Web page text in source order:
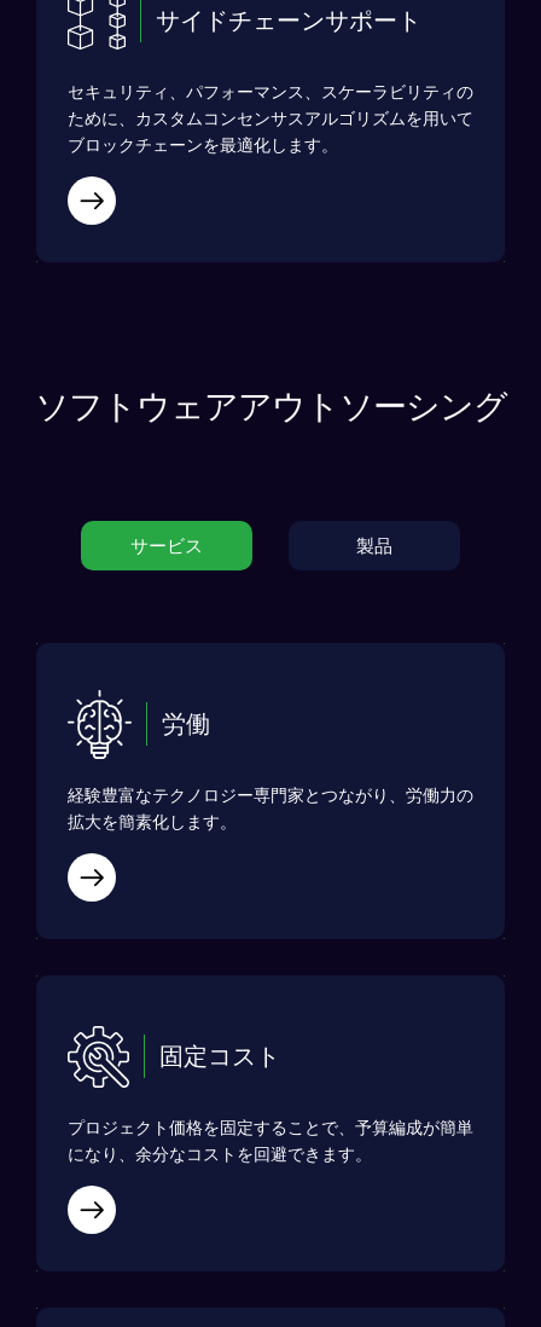
サイドチェーンサポート
セキュリティ、パフォーマンス、スケーラビリティの
ために、カスタムコンセンサスアルゴリズムを用いて
ブロックチェーンを最適化します。
ソフトウェアアウトソーシング
サービス 製品
労働
経験豊富なテクノロジー専門家とつながり、労働力の
拡大を簡素化します。
固定コスト
プロジェクト価格を固定することで、予算編成が簡単
になり、余分なコストを回避できます。